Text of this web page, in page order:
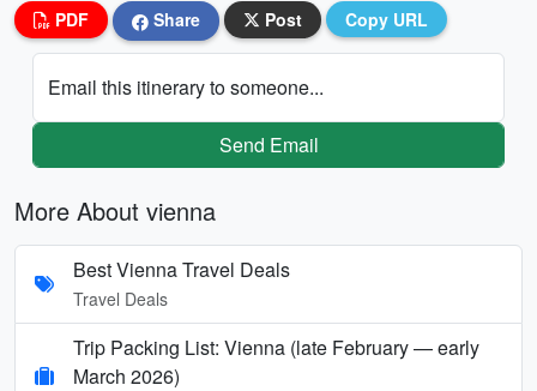
PDF Share Post Copy URL
Email this itinerary to someone...
Send Email
More About vienna
Best Vienna Travel Deals
Travel Deals
Trip Packing List: Vienna (late February — early
March 2026)